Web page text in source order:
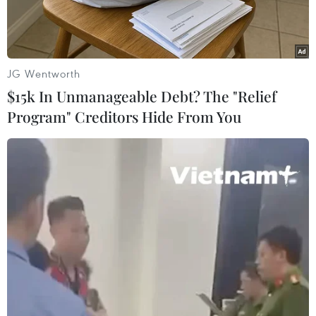
Xe quân sự Nga di chuyển dọc tuyến đường gần thành phố
Qamishli, miền Đông Bắc Syria hôm 26/10. (Ảnh: AFP/TTXVN)
Theo phóng viên TTXVN tại Moskva, quân đội
Nga thông báo đã thực hiện các biện pháp
nhằm tăng cường hoạt động tuần tra của cảnh
sát quân sự ở miền Bắc Syria với mục đích làm
dịu tình hình dọc biên giới Syria-Thổ Nhĩ Kỳ.
JG Wentworth
$15k In Unmanageable Debt? The "Relief
Program" Creditors Hide From You